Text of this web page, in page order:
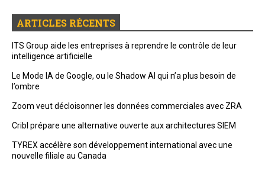
ARTICLES RÉCENTS
ITS Group aide les entreprises à reprendre le contrôle de leur
intelligence artificielle
Le Mode IA de Google, ou le Shadow AI qui n’a plus besoin de
l’ombre
Zoom veut décloisonner les données commerciales avec ZRA
Cribl prépare une alternative ouverte aux architectures SIEM
TYREX accélère son développement international avec une
nouvelle filiale au Canada